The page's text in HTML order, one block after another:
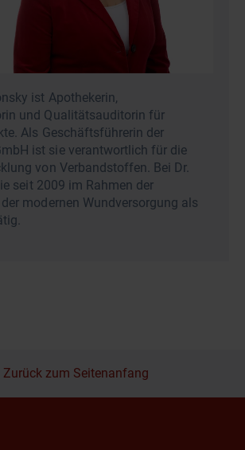
ist Apothekerin,
und Qualitätsauditorin für
Als Geschäftsführerin der
ist sie verantwortlich für die
von Verbandstoffen. Bei Dr.
seit 2009 im Rahmen der
modernen Wundversorgung als
Zurück zum Seitenanfang